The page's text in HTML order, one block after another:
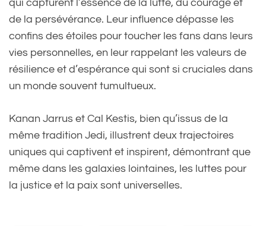
qui capturent l’essence de la lutte, du courage et
de la persévérance. Leur influence dépasse les
confins des étoiles pour toucher les fans dans leurs
vies personnelles, en leur rappelant les valeurs de
résilience et d’espérance qui sont si cruciales dans
un monde souvent tumultueux.
Kanan Jarrus et Cal Kestis, bien qu’issus de la
même tradition Jedi, illustrent deux trajectoires
uniques qui captivent et inspirent, démontrant que
même dans les galaxies lointaines, les luttes pour
la justice et la paix sont universelles.